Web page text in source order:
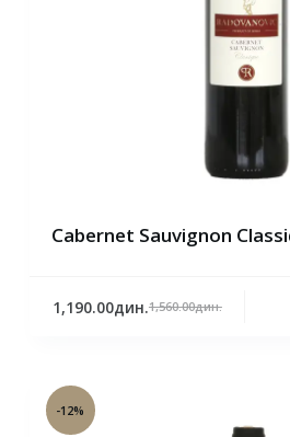
Cabernet Sauvignon
1,560.00дин.
1,190.00дин.
-12%